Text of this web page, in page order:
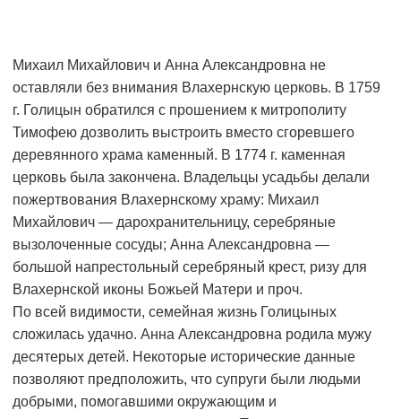
Михаил Михайлович и Анна Александровна не
оставляли без внимания Влахернскую церковь. В 1759
г. Голицын обратился с прошением к митрополиту
Тимофею дозволить выстроить вместо сгоревшего
деревянного храма каменный. В 1774 г. каменная
церковь была закончена. Владельцы усадьбы делали
пожертвования Влахернскому храму: Михаил
Михайлович — дарохранительницу, серебряные
вызолоченные сосуды; Анна Александровна —
большой напрестольный серебряный крест, ризу для
Влахернской иконы Божьей Матери и проч.
По всей видимости, семейная жизнь Голицыных
сложилась удачно. Анна Александровна родила мужу
десятерых детей. Некоторые исторические данные
позволяют предположить, что супруги были людьми
добрыми, помогавшими окружающим и